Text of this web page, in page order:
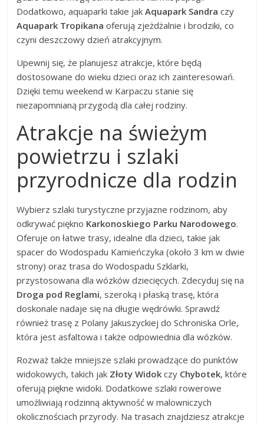
Dodatkowo, aquaparki takie jakAquapark Sandra czy
Aquapark Tropikana oferują zjeżdżalnie i brodziki, co
czyni deszczowy dzień atrakcyjnym.
Upewnij się, że planujesz atrakcje, które będą
dostosowane do wieku dzieci oraz ich zainteresowań.
Dzięki temu weekend w Karpaczu stanie się
niezapomnianą przygodą dla całej rodziny.
Atrakcje na świeżym
powietrzu i szlaki
przyrodnicze dla rodzin
Wybierz szlaki turystyczne przyjazne rodzinom, aby
odkrywać piękno Karkonoskiego Parku Narodowego.
Oferuje on łatwe trasy, idealne dla dzieci, takie jak
spacer do Wodospadu Kamieńczyka (około 3 km w dwie
strony) oraz trasa do Wodospadu Szklarki,
przystosowana dla wózków dziecięcych. Zdecyduj się na
Droga pod Reglami, szeroką i płaską trasę, która
doskonale nadaje się na długie wędrówki. Sprawdź
również trasę z Polany Jakuszyckiej do Schroniska Orle,
która jest asfaltowa i także odpowiednia dla wózków.
Rozważ także mniejsze szlaki prowadzące do punktów
widokowych, takich jak Złoty Widok czy Chybotek, które
oferują piękne widoki. Dodatkowe szlaki rowerowe
umożliwiają rodzinną aktywność w malowniczych
okolicznościach przyrody. Na trasach znajdziesz atrakcje